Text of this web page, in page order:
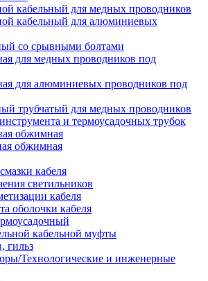
кабельный для медных проводников
кабельный для алюминиевых
со срывными болтами
для медных проводников под
для алюминиевых проводников под
трубчатый для медных проводников
и термоусадочных трубок
обжимная
обжимная
кабеля
светильников
кабеля
оболочки кабеля
кабельной муфты
гильз
Технологические и инженерные